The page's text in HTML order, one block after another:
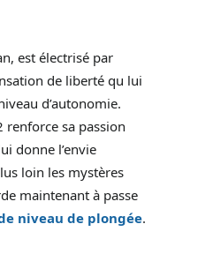
est électrisé par
de liberté qu lui
d’autonomie.
renforce sa passion
donne l’envie
loin les mystères
maintenant à passe
niveau de plongée.